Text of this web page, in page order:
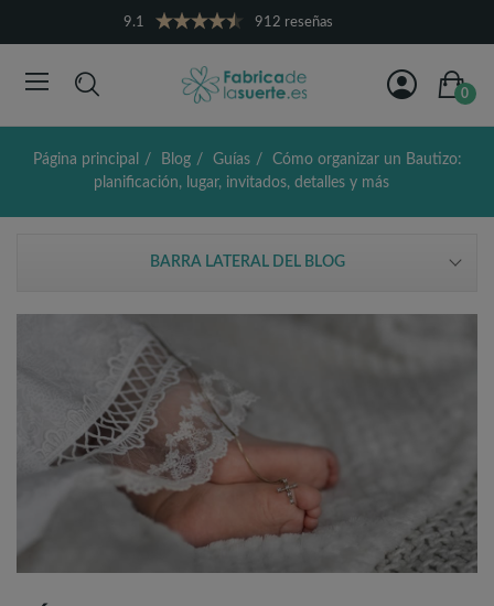
9.1 912 reseñas
0
Página principal Blog Guías
Cómo organizar un Bautizo:
planificación, lugar, invitados, detalles y más
BARRA LATERAL DEL BLOG